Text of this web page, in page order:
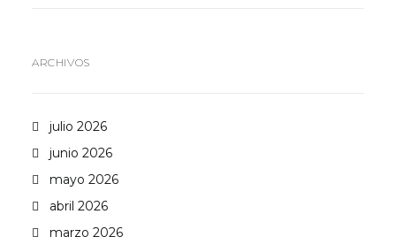
ARCHIVOS
julio 2026
junio 2026
mayo 2026
abril 2026
marzo 2026